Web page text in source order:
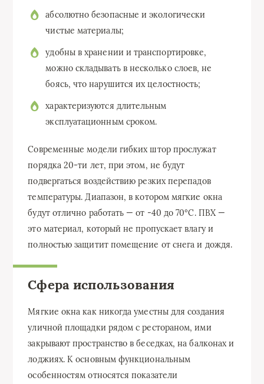
абсолютно безопасные и экологически
чистые материалы;
удобны в хранении и транспортировке,
можно складывать в несколько слоев, не
боясь, что нарушится их целостность;
характеризуются длительным
эксплуатационным сроком.
Современные модели гибких штор прослужат
порядка 20-ти лет, при этом, не будут
подвергаться воздействию резких перепадов
температуры. Диапазон, в котором мягкие окна
будут отлично работать — от -40 до 70°С. ПВХ —
это материал, который не пропускает влагу и
полностью защитит помещение от снега и дождя.
Сфера использования
Мягкие окна как никогда уместны для создания
уличной площадки рядом с рестораном, ими
закрывают пространство в беседках, на балконах и
лоджиях. К основным функциональным
особенностям относятся показатели